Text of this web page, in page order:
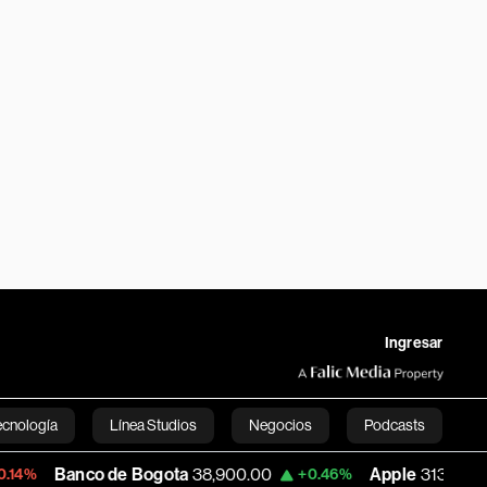
Ingresar
Línea Studios Negocios Podcasts
English
de Bogota 38,900.00 +0.46% Apple 313.305 +0.25%